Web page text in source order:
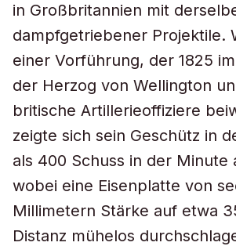
in Großbritannien mit
dampfgetriebener Projektile.
einer Vorführung, der 1825
der Herzog von Wellington
britische Artillerieoffiziere
zeigte sich sein Geschütz in
als 400 Schuss in der Minute
wobei eine Eisenplatte von
Millimetern Stärke auf etwa
Distanz mühelos